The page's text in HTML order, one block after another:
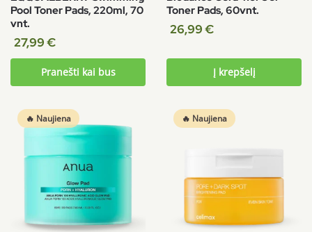
Pool Toner Pads, 220ml, 70
vnt.
27,99€
Pranešti kai bus
Toner Pads, 60vnt.
26,99€
Į krepšelį
🔥 Naujiena 🔥 Naujiena